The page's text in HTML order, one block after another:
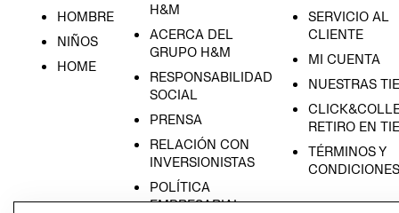
HOMBRE
NIÑOS
HOME
H&M
ACERCA DEL
GRUPO H&M
RESPONSABILIDAD
SOCIAL
PRENSA
RELACIÓN CON
INVERSIONISTAS
POLÍTICA
EMPRESARIAL
SERVICIO AL
CLIENTE
MI CUENTA
NUESTRAS
RETIRO EN
TÉRMINOS Y
CONDICIONES